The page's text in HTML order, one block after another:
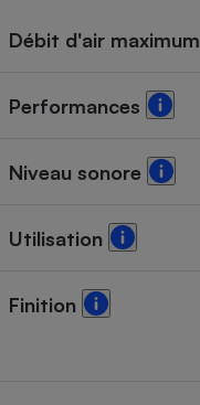
Débit d'air maximum
Performances
Niveau sonore
Utilisation
Finition